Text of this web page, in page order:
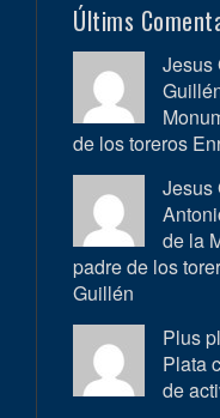
Últims
Jesus
de los toreros
Jesus
de la
padre de los
Guillén
Plus
Plata
de